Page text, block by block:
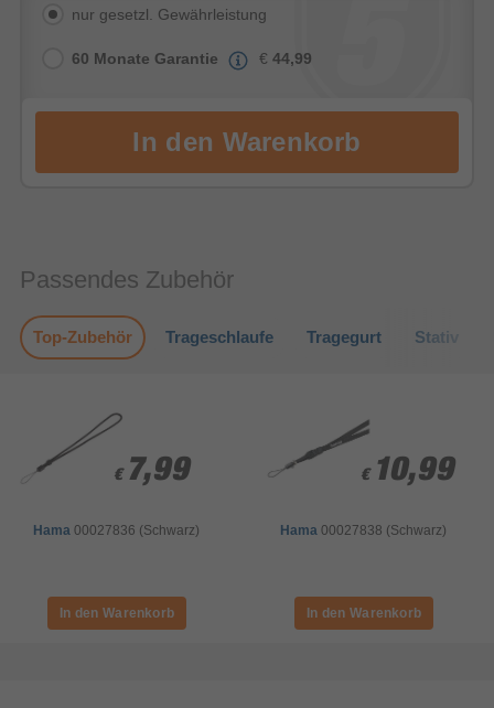
nur gesetzl. Gewährleistung
60 Monate Garantie € 44,99
Passendes Zubehör
Top-Zubehör Trageschlaufe Tragegurt Stativ
€ 7,99
€ 7,99
Hama00027836 (Schwarz)
€ 10,99
€ 10,99
Hama00027838 (Schwarz)